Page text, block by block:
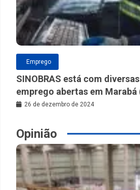
Emprego
SINOBRAS está com
emprego abertas em Marabá
26 de dezembro de 2024
Opinião